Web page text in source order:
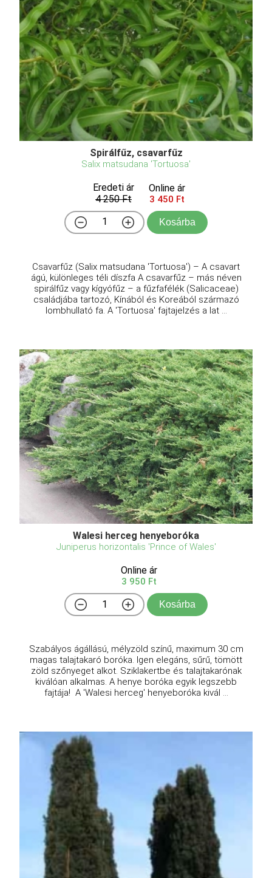
Spirálfűz, csavarfűz
Salix matsudana 'Tortuosa'
Eredeti ár
4 250 Ft
Online ár
3 450 Ft
Kosárba
Csavarfűz (Salix matsudana 'Tortuosa') – A csavart
ágú, különleges téli díszfa A csavarfűz – más néven
spirálfűz vagy kígyófűz – a fűzfafélék (Salicaceae)
családjába tartozó, Kínából és Koreából származó
lombhullató fa. A 'Tortuosa' fajtajelzés a lat ...
Walesi herceg henyeboróka
Juniperus horizontalis 'Prince of Wales'
Online ár
3 950 Ft
Kosárba
Szabályos ágállású, mélyzöld színű, maximum 30 cm
magas talajtakaró boróka. Igen elegáns, sűrű, tömött
zöld szőnyeget alkot. Sziklakertbe és talajtakarónak
kiválóan alkalmas. A henye boróka egyik legszebb
fajtája! A 'Walesi herceg' henyeboróka kivál ...